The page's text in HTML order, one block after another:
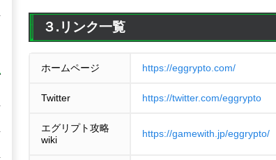
３.リンク一覧
ホームページ https://eggrypto.com/
Twitter https://twitter.com/eggrypto
エグリプト攻略
wiki
https://gamewith.jp/eggrypto/